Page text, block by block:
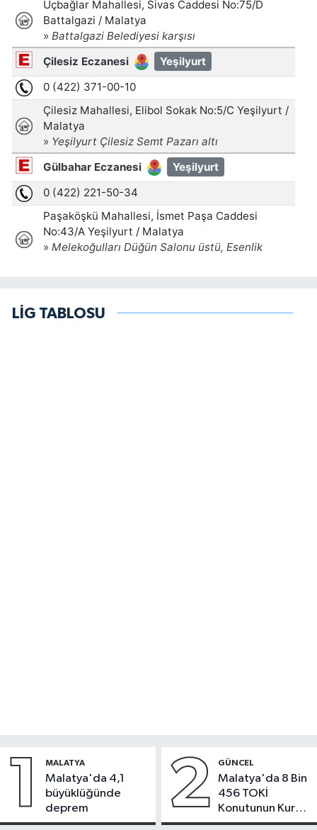
LİG TABLOSU
1 MALATYA
Malatya'da 4,1
büyüklüğünde
deprem
2 GÜNCEL
Malatya'da 8 Bin
456 TOKİ
Konutunun Kurası
Bugün Çekiliyor